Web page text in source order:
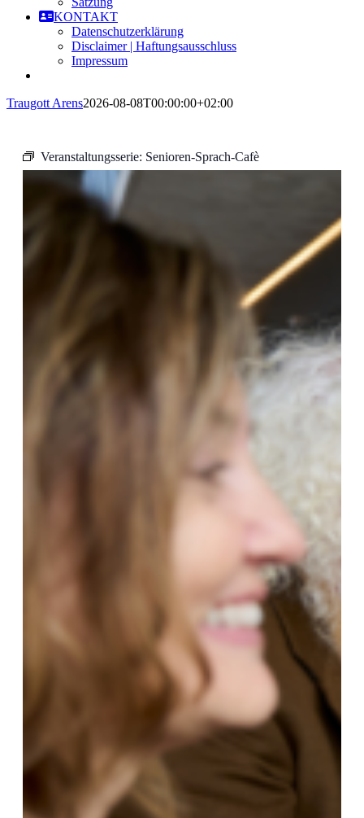
KONTAKT
Datenschutzerklärung
Disclaimer | Haftungsausschluss
Impressum
Traugott Arens2026-08-08T00:00:00+02:00
Veranstaltungsserie: Senioren-Sprach-Cafè